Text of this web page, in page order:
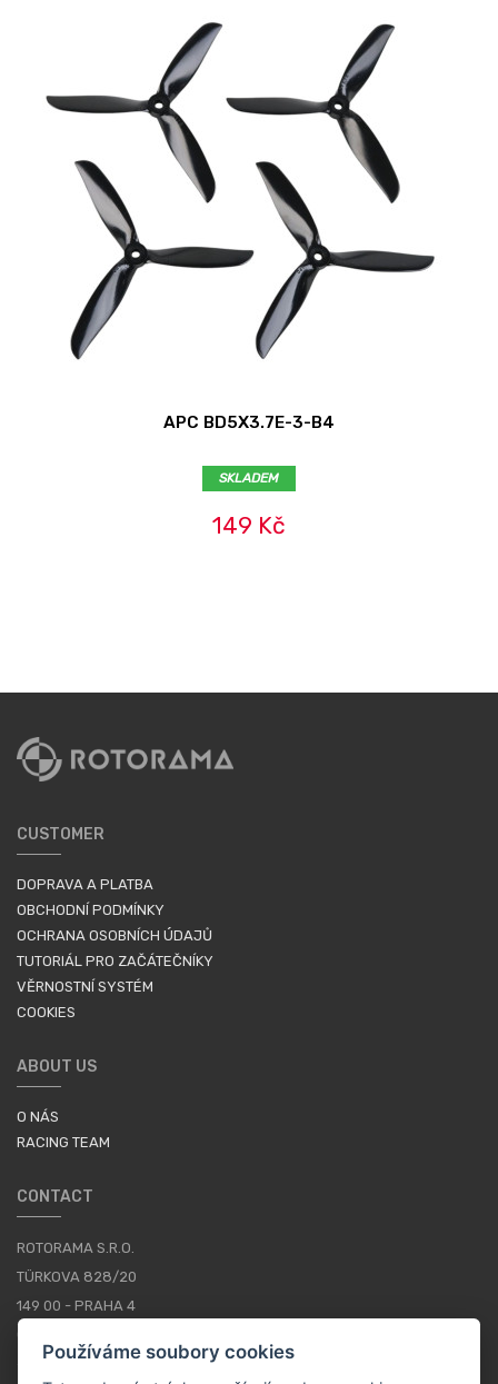
APC BD5X3.7E-3-B4
SKLADEM
149 Kč
CUSTOMER
DOPRAVA A PLATBA
OBCHODNÍ PODMÍNKY
OCHRANA OSOBNÍCH ÚDAJŮ
TUTORIÁL PRO ZAČÁTEČNÍKY
VĚRNOSTNÍ SYSTÉM
COOKIES
ABOUT US
O NÁS
RACING TEAM
CONTACT
ROTORAMA S.R.O.
TÜRKOVA 828/20
149 00 - PRAHA 4
+420 252 252 098
Používáme soubory cookies